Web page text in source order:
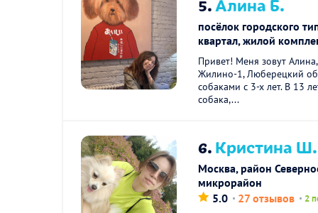
посёлок городского
квартал, жилой
Привет! Меня зовут
Жилино-1, Люберецкий
собаками с 3-х лет. В 13
собака,...
6.Кристина Ш.
Москва, район
микрорайон
5.0
27 отзывов 2